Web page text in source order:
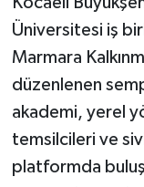
Üniversitesi iş
Marmara
düzenlenen
akademi, yerel
temsilcileri ve
platformda